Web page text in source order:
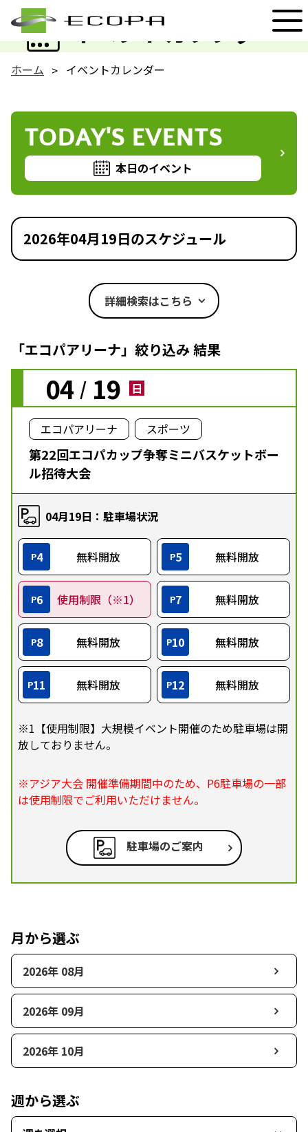
イベントカレンダー
EVENT
ホーム イベントカレンダー
TODAY'S EVENTS
本日のイベント
2026年04月19日のスケジュール
詳細検索はこちら
「エコパアリーナ」絞り込み 結果
04 / 19 日
エコパアリーナ スポーツ
第22回エコパカップ争奪ミニバスケットボー
ル招待大会
04月19日：駐車場状況
P4 無料開放 P5 無料開放
P6 使用制限（※1） P7 無料開放
P8 無料開放 P10 無料開放
P11 無料開放 P12 無料開放
※1【使用制限】大規模イベント開催のため駐車場は開
放しておりません。
※アジア大会 開催準備期間中のため、P6駐車場の一部
は使用制限でご利用いただけません。
駐車場のご案内
月から選ぶ
2026年 08月
2026年 09月
2026年 10月
週から選ぶ